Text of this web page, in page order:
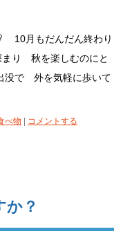
10月もだんだん終わり
り 秋を楽しむのにと
没で 外を気軽に歩いて
べ物 コメントする
？